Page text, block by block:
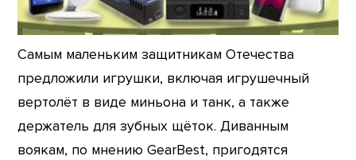
Самым маленьким защитникам Отечества
предложили игрушки, включая игрушечный
вертолёт в виде миньона и танк, а также
держатель для зубных щёток. Диванным
воякам, по мнению GearBest, пригодятся